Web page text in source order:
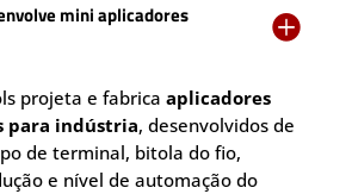
mini aplicadores

projeta e fabricaaplicadores
para indústria, desenvolvidos de
de terminal, bitola do fio,
e nível de automação do